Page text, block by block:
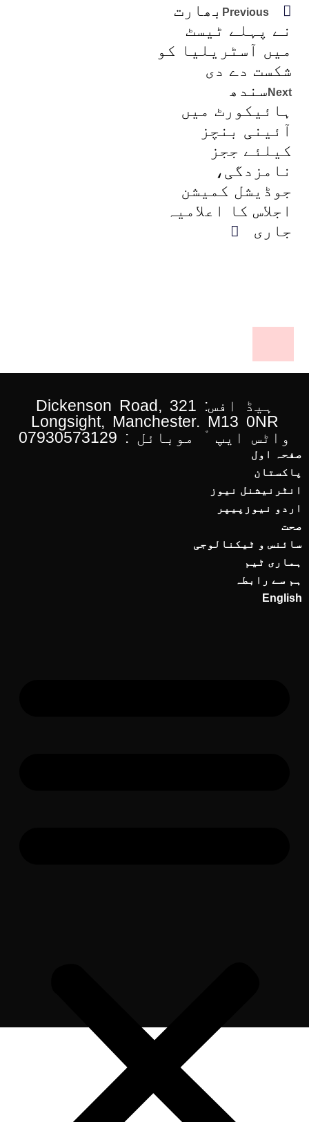
Previous بھارت
نے پہلے ٹیسٹ
میں آسٹریلیا کو
شکست دے دی
Next سندھ
ہائیکورٹ میں
آئینی بنچز
کیلئے ججز
نامزدگی،
جوڈیشل کمیشن
اجلاس کا اعلامیہ
جاری
ہیڈ افس: 321 Dickenson Road,
Longsight, Manchester. M13 0NR
واٹس ایپ ْ موبائل : 07930573129
صفحہ اول
پاکستان
انٹرنیشنل نیوز
اردو نیوزپیپر
صحت
سائنس و ٹیکنالوجی
ہماری ٹیم
ہم سے رابطہ
English